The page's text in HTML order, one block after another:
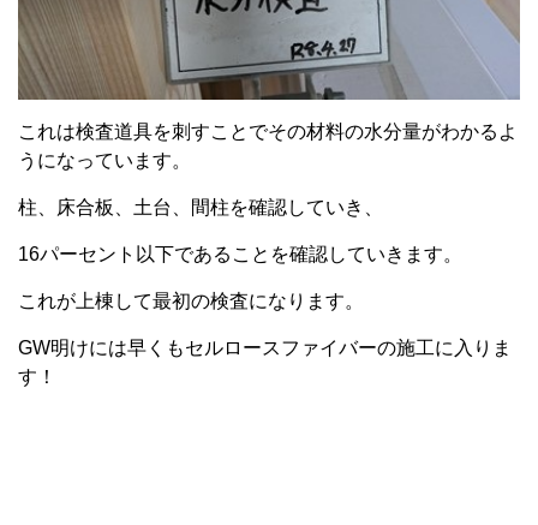
これは検査道具を刺すことでその材料の水分量がわかるよ
うになっています。
柱、床合板、土台、間柱を確認していき、
16パーセント以下であることを確認していきます。
これが上棟して最初の検査になります。
GW明けには早くもセルロースファイバーの施工に入りま
す！